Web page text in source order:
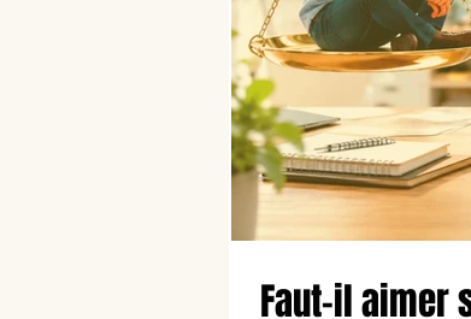
Faut-il aimer